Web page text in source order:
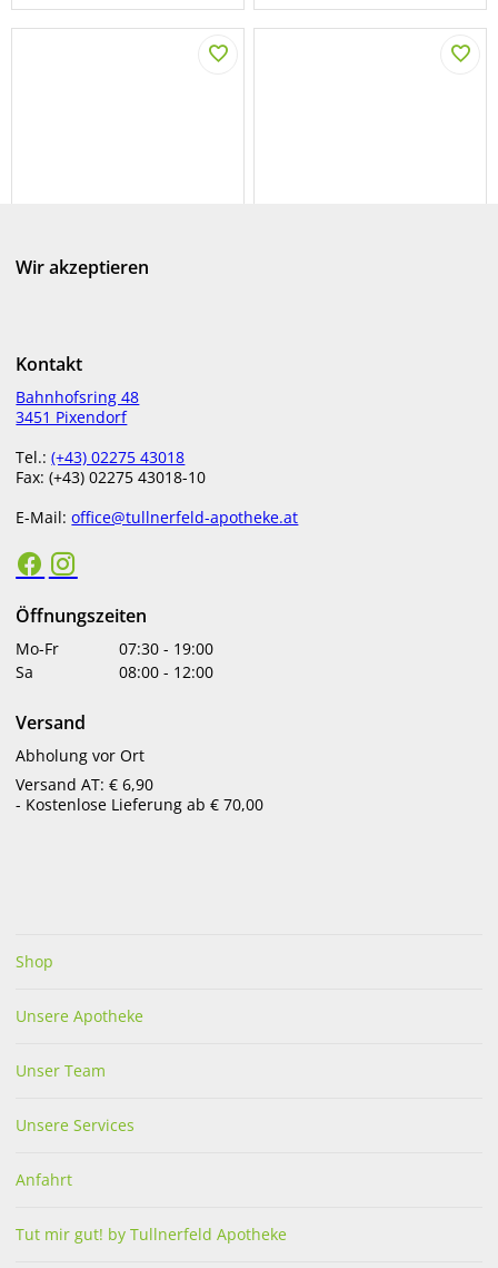
KÖRPERMILCH
€ 22,59
in Apotheke lagernd
22,56
in Apotheke lagernd
SCHUTZBALSAM SOS FEUCHTIGKEITSSPRAY
Wir akzeptieren
Kontakt
Bahnhofsring 48
3451 Pixendorf
Tel.:(+43) 02275 43018
Fax: (+43) 02275 43018-10
E-Mail:office@tullnerfeld-apotheke.at
Öffnungszeiten
Mo-Fr 07:30 - 19:00
Sa
08:00 - 12:00
Versand
Abholung vor Ort
Versand AT: € 6,90
- Kostenlose Lieferung ab € 70,00
Shop
Unsere Apotheke
Unser Team
Unsere Services
Anfahrt
Tut mir gut! by Tullnerfeld Apotheke